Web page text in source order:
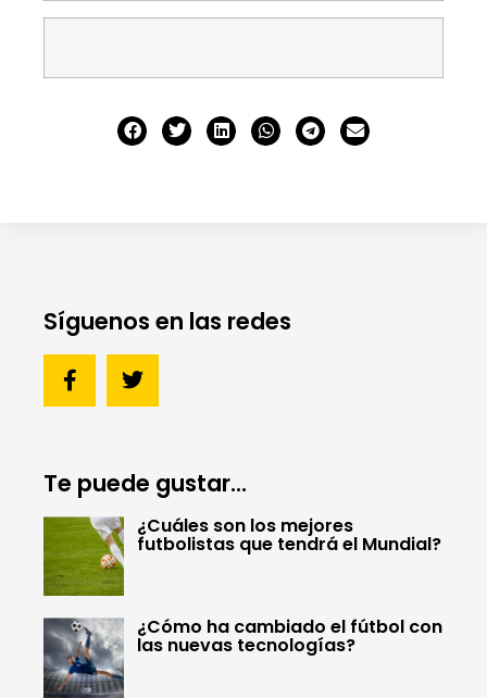
Síguenos en las redes
Te puede gustar...
¿Cuáles son los mejores
futbolistas que tendrá el Mundial?
¿Cómo ha cambiado el fútbol con
las nuevas tecnologías?